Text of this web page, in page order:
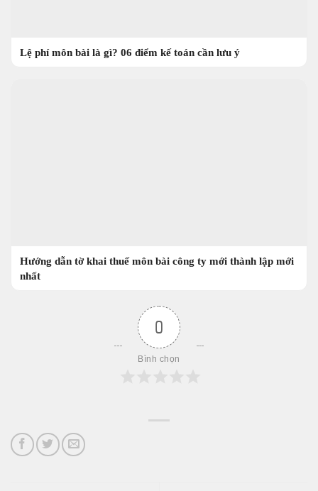
Lệ phí môn bài là gì? 06 điểm kế toán cần lưu ý
Hướng dẫn tờ khai thuế môn bài công ty mới thành lập mới
nhất
0
Bình chọn